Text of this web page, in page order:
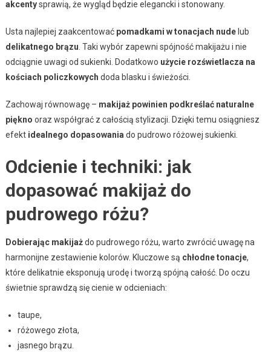
akcentysprawią, że wygląd będzie elegancki i stonowany.
Usta najlepiej zaakcentować pomadkami w tonacjach nudelub
delikatnego brązu. Taki wybór zapewni spójność makijażu i nie
odciągnie uwagi od sukienki. Dodatkowo użycie rozświetlacza na
kościach policzkowych doda blasku i świeżości.
Zachowaj równowagę – makijaż powinien podkreślać naturalne
piękno oraz współgrać z całością stylizacji. Dzięki temu osiągniesz
efekt idealnego dopasowaniado pudrowo różowej sukienki.
Odcienie i techniki: jak
dopasować makijaż do
pudrowego różu?
Dobierając makijażdo pudrowego różu, warto zwrócić uwagę na
harmonijne zestawienie kolorów. Kluczowe są chłodne tonacje,
które delikatnie eksponują urodę i tworzą spójną całość. Do oczu
świetnie sprawdzą się cienie w odcieniach:
taupe,
różowego złota,
jasnego brązu.